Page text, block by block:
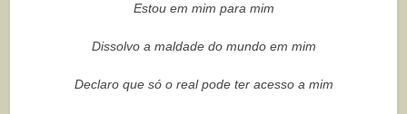
Estou em mim para mim
Dissolvo a maldade do mundo em mim
Declaro que só o real pode ter acesso a mim